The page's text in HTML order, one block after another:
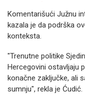
Komentarišući Južnu
kazala je da podrška
konteksta.
"Trenutne politike
Hercegovini ostavljaju
konačne zaključke, ali
sumnju", rekla je Ćudić.